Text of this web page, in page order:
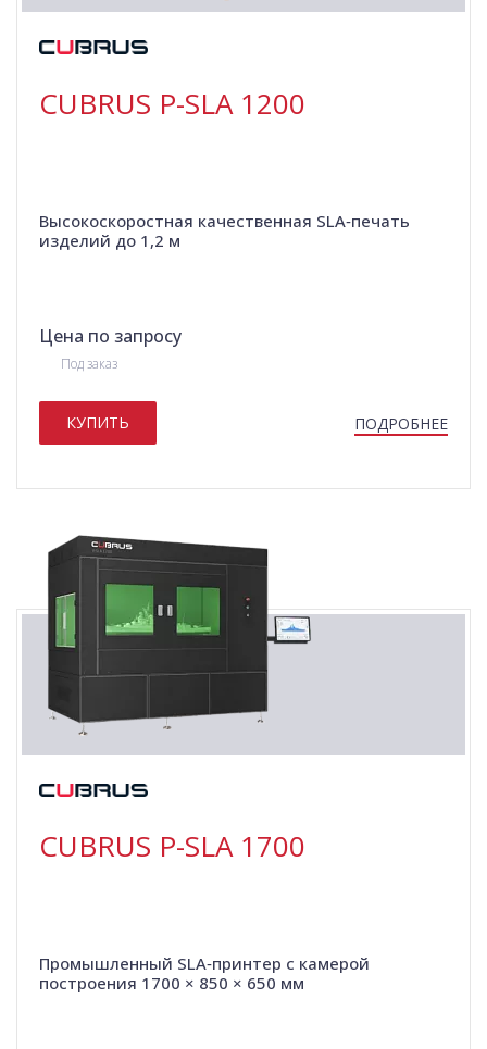
CUBRUS P-SLA 1200
Высокоскоростная качественная SLA‑печать
изделий до 1,2 м
Цена по запросу
Под заказ
КУПИТЬ ПОДРОБНЕЕ
CUBRUS P-SLA 1700
Промышленный SLA‑принтер с камерой
построения 1700 × 850 × 650 мм